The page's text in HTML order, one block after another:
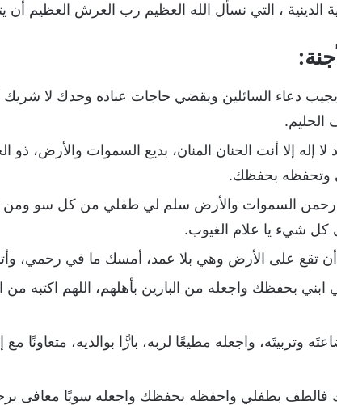
، التي نسأل الله العظيم رب العرش العظيم أن
يجيب دعاء السائلين ويقضي حاجات عباده وحدك لا
الحليم.
إله إلا أنت الحنان المنان، بديع السموات والأرض، ذو
وتحفظه بحفظك.
يا رحمن السموات والأرض سلم لي طفلي من كل سو
كل شيء يا علام الغيوب.
تقع على الأرض وهي بلا عمد، أمسك ما في رحمي،
ابني بحفظك واجعله من البارين بأهلهم، اللهم اكتبه من
وتربيتَه، واجعله مطيعًا لربه، بارًّا بوالديه، متعاونًا مع
فالطف بطفلي واحفظه بحفظك واجعله سويًا معافى